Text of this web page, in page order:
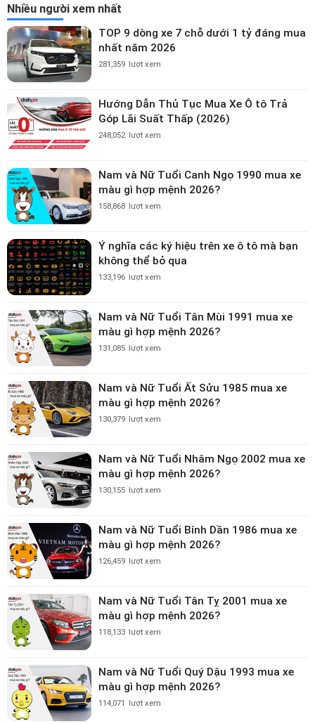
Nhiều người xem nhất
TOP 9 dòng xe 7 chỗ dưới 1 tỷ đáng mua
nhất năm 2026
281,359 lượt xem
Hướng Dẫn Thủ Tục Mua Xe Ô tô Trả
Góp Lãi Suất Thấp (2026)
248,052 lượt xem
Nam và Nữ Tuổi Canh Ngọ 1990 mua xe
màu gì hợp mệnh 2026?
158,868 lượt xem
Ý nghĩa các ký hiệu trên xe ô tô mà bạn
không thể bỏ qua
133,196 lượt xem
Nam và Nữ Tuổi Tân Mùi 1991 mua xe
màu gì hợp mệnh 2026?
131,085 lượt xem
Nam và Nữ Tuổi Ất Sửu 1985 mua xe
màu gì hợp mệnh 2026?
130,379 lượt xem
Nam và Nữ Tuổi Nhâm Ngọ 2002 mua xe
màu gì hợp mệnh 2026?
130,155 lượt xem
Nam và Nữ Tuổi Bính Dần 1986 mua xe
màu gì hợp mệnh 2026?
126,459 lượt xem
Nam và Nữ Tuổi Tân Tỵ 2001 mua xe
màu gì hợp mệnh 2026?
118,133 lượt xem
Nam và Nữ Tuổi Quý Dậu 1993 mua xe
màu gì hợp mệnh 2026?
114,071 lượt xem